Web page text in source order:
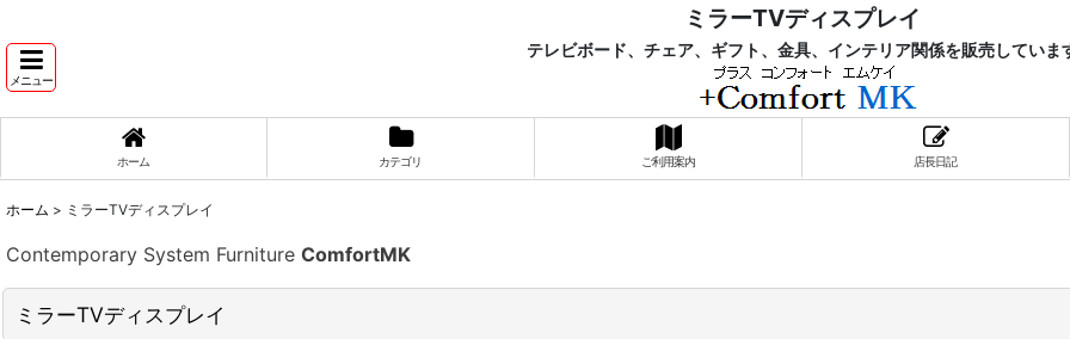
ミラーTVディスプレイ
メニュー
テレビボード、チェア、ギフト、金具、インテリア関係を販売していま
ホーム カテゴリ ご利用案内 店長日記
ホーム > ミラーTVディスプレイ
Contemporary System Furniture ComfortMK
ミラーTVディスプレイ